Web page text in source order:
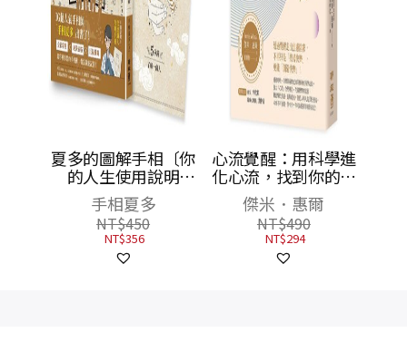
心流覺醒：用科學進
化心流，找到你的快
樂與人生意義
傑米．惠爾
NT$490
NT$294